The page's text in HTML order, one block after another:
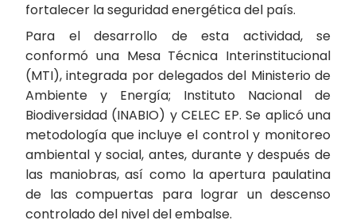
fortalecer la seguridad energética del país.
Para el desarrollo de esta actividad, se
conformó una Mesa Técnica Interinstitucional
(MTI), integrada por delegados del Ministerio de
Ambiente y Energía; Instituto Nacional de
Biodiversidad (INABIO) y CELEC EP. Se aplicó una
metodología que incluye el control y monitoreo
ambiental y social, antes, durante y después de
las maniobras, así como la apertura paulatina
de las compuertas para lograr un descenso
controlado del nivel del embalse.